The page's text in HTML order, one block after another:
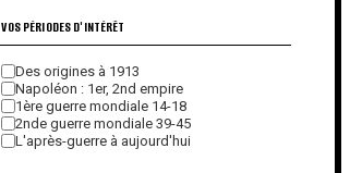
VOS PÉRIODES D'INTÉRÊT
Des origines à 1913
Napoléon : 1er, 2nd empire
1ère guerre mondiale 14-18
2nde guerre mondiale 39-45
L'après-guerre à aujourd'hui